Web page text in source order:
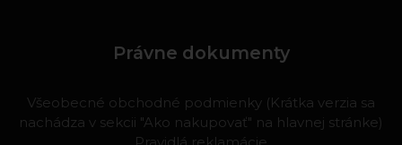
Právne dokumenty
Všeobecné obchodné podmienky (Krátka verzia sa
nachádza v sekcii "Ako nakupovať" na hlavnej stránke)